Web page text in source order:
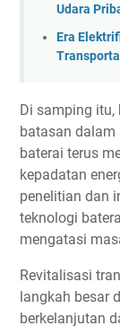
Udara
Era
Di samping itu,
batasan dalam
baterai terus
kepadatan
penelitian dan
teknologi
mengatasi
Revitalisasi
langkah besar
berkelanjutan